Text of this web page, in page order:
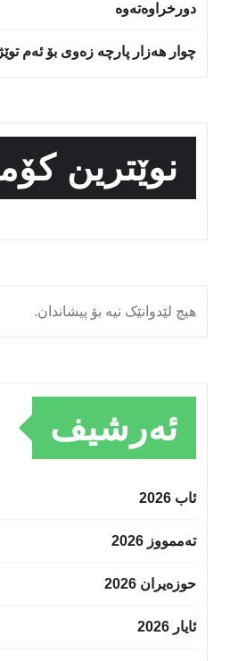
دورخراوه‌ته‌وه‌
چوار هەزار پارچە زەوی بۆ ئەم
نوێترین
هیچ لێدوانێک نیە بۆ پیشاندان.
ئەرشیف
ئاب 2026
تەممووز 2026
حوزه‌یران 2026
ئایار 2026